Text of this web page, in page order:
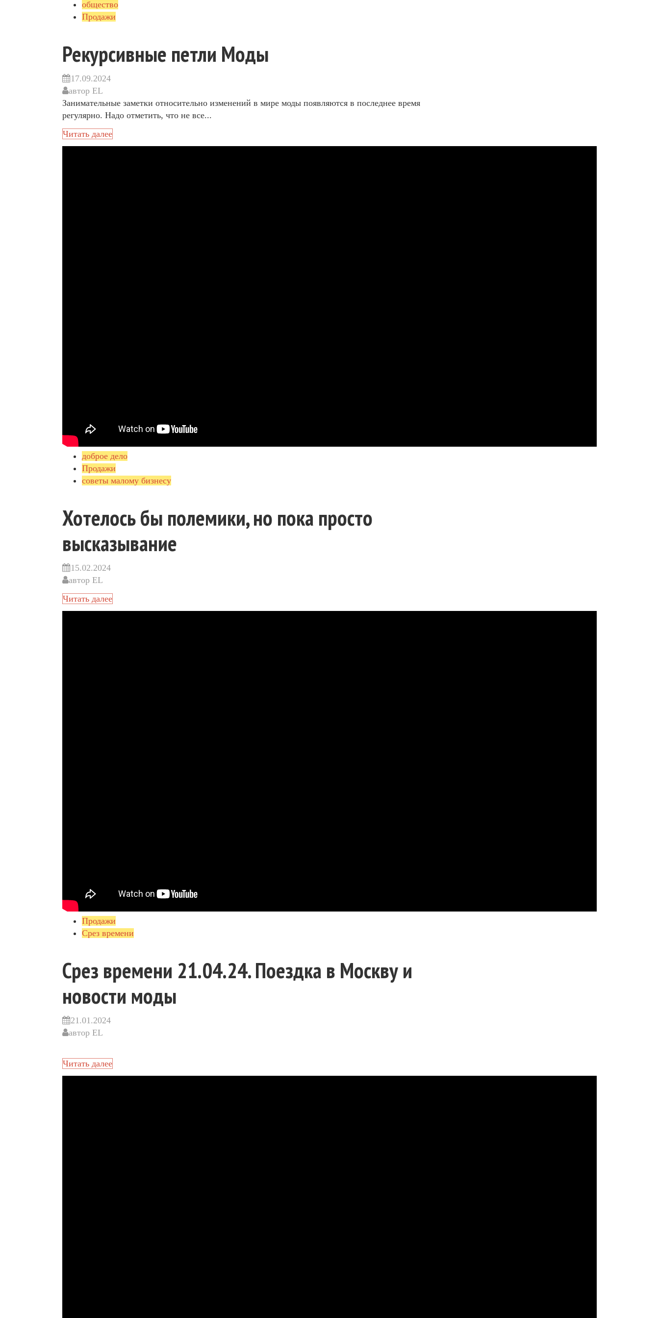
общество
Продажи
Рекурсивные петли Моды
17.09.2024
автор EL
Занимательные заметки относительно изменений в мире моды появляются в последнее время
регулярно. Надо отметить, что не все...
Читать далее
доброе дело
Продажи
советы малому бизнесу
Хотелось бы полемики, но пока просто
высказывание
15.02.2024
автор EL
Читать далее
Продажи
Срез времени
Срез времени 21.04.24. Поездка в Москву и
новости моды
21.01.2024
автор EL
Читать далее